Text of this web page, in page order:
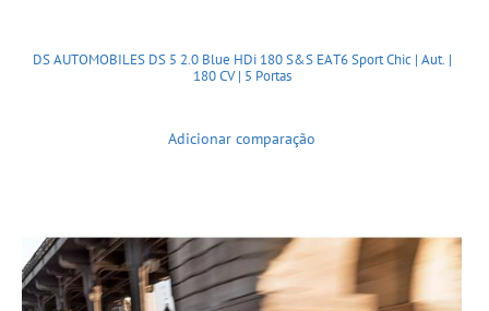
DS AUTOMOBILES DS 5 2.0 Blue HDi 180 S&S EAT6 Sport Chic | Aut. |
180 CV | 5 Portas
Adicionar comparação